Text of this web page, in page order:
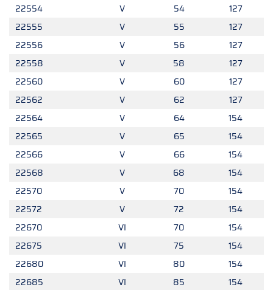
22554
V 54
127
22555
V 55
127
22556
V 56
127
22558
V 58
127
22560
V 60
127
22562
V 62
127
22564
V 64
154
22565
V 65
154
22566
V 66
154
22568
V 68
154
22570
V 70
154
22572
V 72
154
22670
VI 70
154
22675
VI 75
154
22680
VI 80
154
22685
VI 85
154